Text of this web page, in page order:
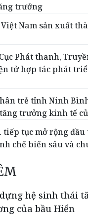
trưởng
Nam sản xuất
Phát thanh,
tử hợp tác phát
trẻ tỉnh Ninh
trưởng kinh tế
tiếp tục mở rộng
chế biến sâu và
hệ sinh thái
của bầu Hiển